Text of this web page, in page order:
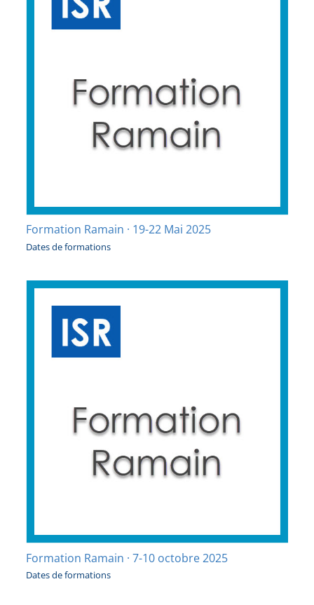
Formation Ramain · 19-22 Mai 2025
Dates de formations
Formation Ramain · 7-10 octobre 2025
Dates de formations